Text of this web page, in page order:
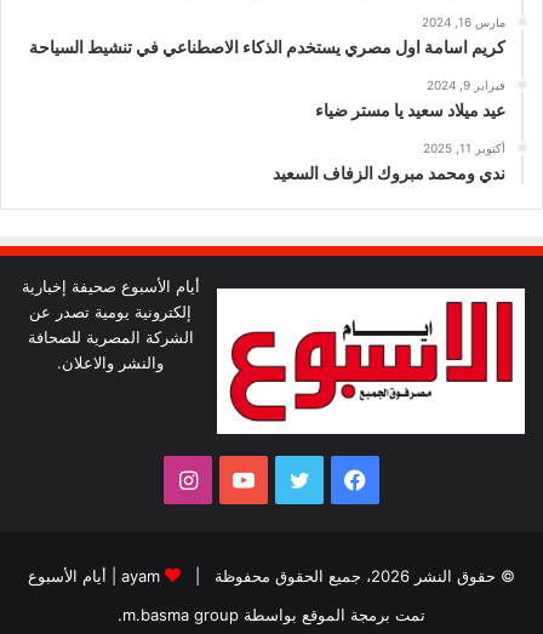
مارس 16, 2024
كريم اسامة اول مصري يستخدم الذكاء الاصطناعي في تنشيط السياحة
فبراير 9, 2024
عيد ميلاد سعيد يا مستر ضياء
أكتوبر 11, 2025
ندي ومحمد مبروك الزفاف السعيد
أيام الأسبوع صحيفة إخبارية
إلكترونية يومية تصدر عن
الشركة المصرية للصحافة
والنشر والاعلان.
فيسبوك تويتر يوتيوبانستقرام
© حقوق النشر 2026، جميع الحقوق محفوظة | ayam
أيام الأسبوع
تمت برمجة الموقع بواسطة m.basma group
.